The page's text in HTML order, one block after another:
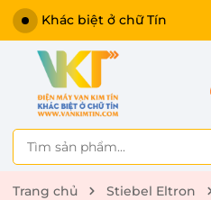
Khác biệt ở chữ Tín
Trang chủ Stiebel Eltron